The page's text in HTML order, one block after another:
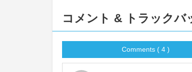
コメント & トラックバ
Comments ( 4 )